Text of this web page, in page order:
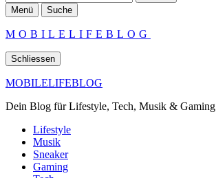
Menü Suche
MOBILELIFEBLOG
Schliessen
MOBILELIFEBLOG
Dein Blog für Lifestyle, Tech, Musik & Gaming
Lifestyle
Musik
Sneaker
Gaming